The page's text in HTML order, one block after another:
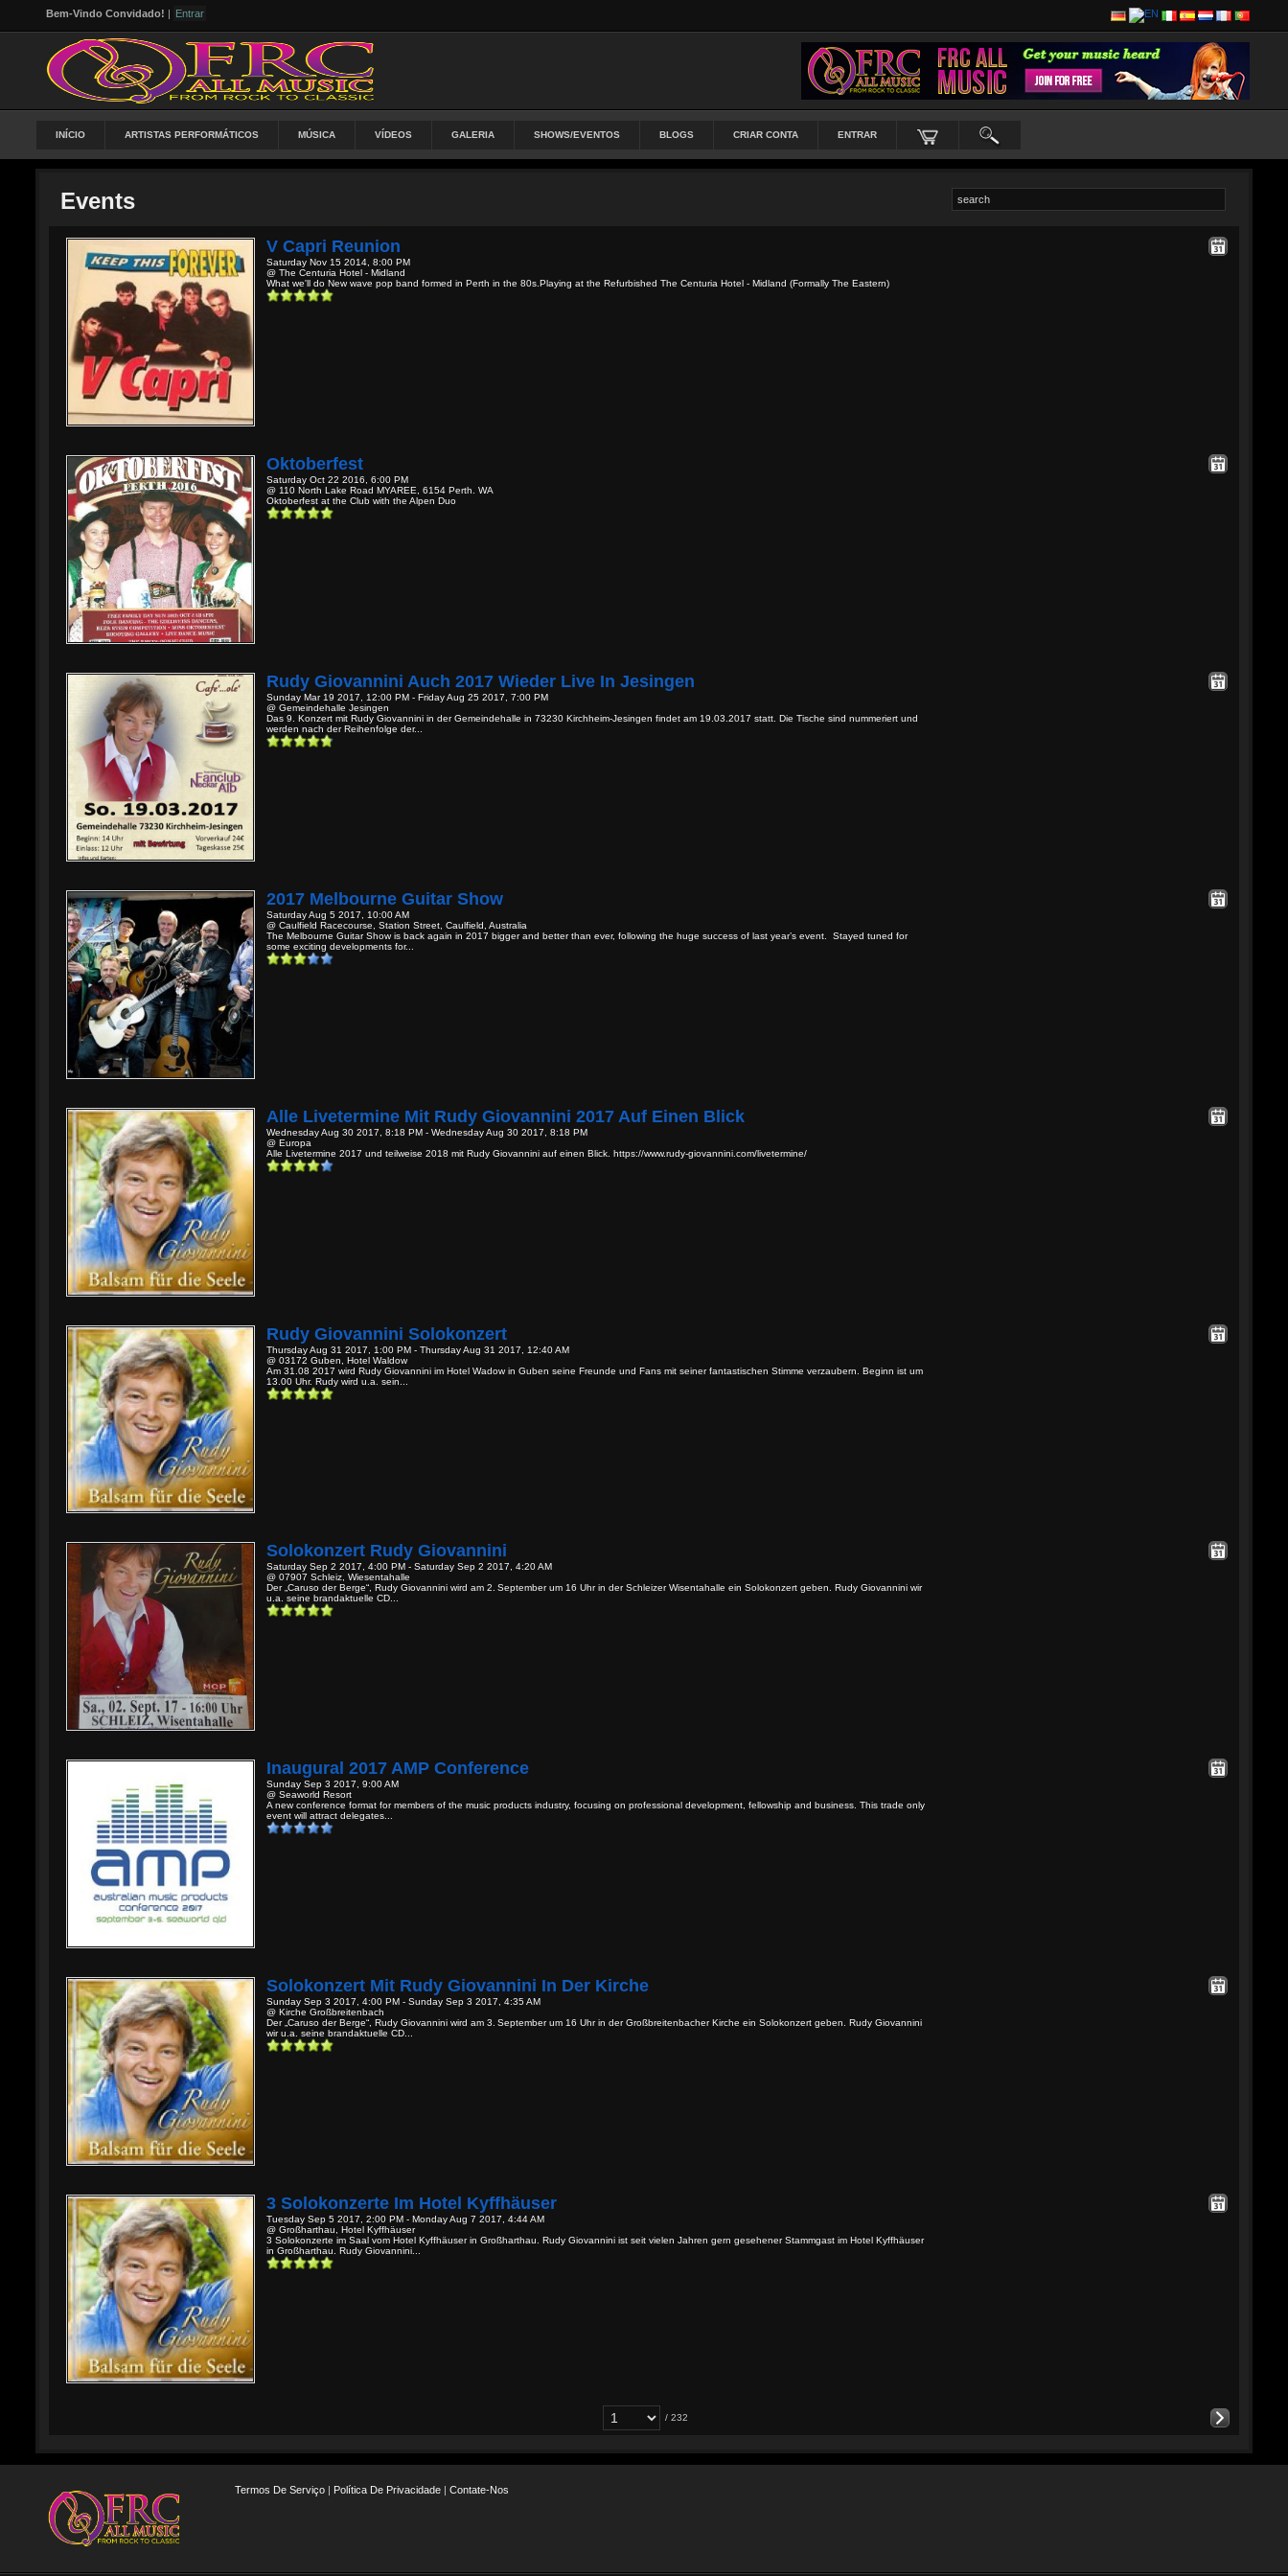
Bem-Vindo Convidado! | Entrar
INÍCIO ARTISTAS PERFORMÁTICOS MÚSICA VÍDEOS GALERIA SHOWS/EVENTOS BLOGS CRIAR CONTA ENTRAR
Events
V Capri Reunion
Saturday Nov 15 2014, 8:00 PM
@ The Centuria Hotel - Midland
What we'll do New wave pop band formed in Perth in the 80s.Playing at the Refurbished The Centuria Hotel - Midland (Formally The Eastern)
Oktoberfest
Saturday Oct 22 2016, 6:00 PM
@ 110 North Lake Road MYAREE, 6154 Perth. WA
Oktoberfest at the Club with the Alpen Duo
Rudy Giovannini Auch 2017 Wieder Live In Jesingen
Sunday Mar 19 2017, 12:00 PM - Friday Aug 25 2017, 7:00 PM
@ Gemeindehalle Jesingen
Das 9. Konzert mit Rudy Giovannini in der Gemeindehalle in 73230 Kirchheim-Jesingen findet am 19.03.2017 statt. Die Tische sind nummeriert und
werden nach der Reihenfolge der...
2017 Melbourne Guitar Show
Saturday Aug 5 2017, 10:00 AM
@ Caulfield Racecourse, Station Street, Caulfield, Australia
The Melbourne Guitar Show is back again in 2017 bigger and better than ever, following the huge success of last year’s event. Stayed tuned for
some exciting developments for...
Alle Livetermine Mit Rudy Giovannini 2017 Auf Einen Blick
Wednesday Aug 30 2017, 8:18 PM - Wednesday Aug 30 2017, 8:18 PM
@ Europa
Alle Livetermine 2017 und teilweise 2018 mit Rudy Giovannini auf einen Blick. https://www.rudy-giovannini.com/livetermine/
Rudy Giovannini Solokonzert
Thursday Aug 31 2017, 1:00 PM - Thursday Aug 31 2017, 12:40 AM
@ 03172 Guben, Hotel Waldow
Am 31.08 2017 wird Rudy Giovannini im Hotel Wadow in Guben seine Freunde und Fans mit seiner fantastischen Stimme verzaubern. Beginn ist um
13.00 Uhr. Rudy wird u.a. sein...
Solokonzert Rudy Giovannini
Saturday Sep 2 2017, 4:00 PM - Saturday Sep 2 2017, 4:20 AM
@ 07907 Schleiz, Wiesentahalle
Der „Caruso der Berge“, Rudy Giovannini wird am 2. September um 16 Uhr in der Schleizer Wisentahalle ein Solokonzert geben. Rudy Giovannini wir
u.a. seine brandaktuelle CD...
Inaugural 2017 AMP Conference
Sunday Sep 3 2017, 9:00 AM
@ Seaworld Resort
A new conference format for members of the music products industry, focusing on professional development, fellowship and business. This trade only
event will attract delegates...
Solokonzert Mit Rudy Giovannini In Der Kirche
Sunday Sep 3 2017, 4:00 PM - Sunday Sep 3 2017, 4:35 AM
@ Kirche Großbreitenbach
Der „Caruso der Berge“, Rudy Giovannini wird am 3. September um 16 Uhr in der Großbreitenbacher Kirche ein Solokonzert geben. Rudy Giovannini
wir u.a. seine brandaktuelle CD...
3 Solokonzerte Im Hotel Kyffhäuser
Tuesday Sep 5 2017, 2:00 PM - Monday Aug 7 2017, 4:44 AM
@ Großharthau, Hotel Kyffhäuser
3 Solokonzerte im Saal vom Hotel Kyffhäuser in Großharthau. Rudy Giovannini ist seit vielen Jahren gern gesehener Stammgast im Hotel Kyffhäuser
in Großharthau. Rudy Giovannini...
/ 232
Termos De Serviço | Política De Privacidade |Contate-Nos